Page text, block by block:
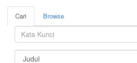
Cari Browse